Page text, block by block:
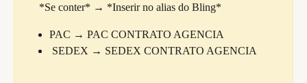
    *Se conter* → *Inserir no alias do Bling*
PAC → PAC CONTRATO AGENCIA
SEDEX → SEDEX CONTRATO AGENCIA